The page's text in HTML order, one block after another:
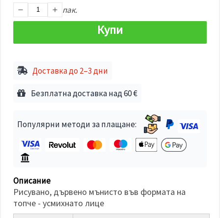
вид
"бисквитки"
и кликнеш
всички
Настройки
пак.
Купи
Доставка до 2–3 дни
Безплатна доставка над 60 €
Популярни методи за плащане:
Описание
Рисувано, дървено мънисто във формата на
топче - усмихнато лице